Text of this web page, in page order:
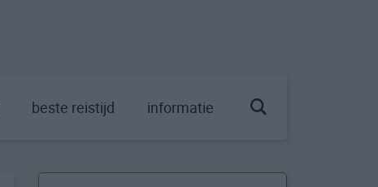
beste reistijd informatie